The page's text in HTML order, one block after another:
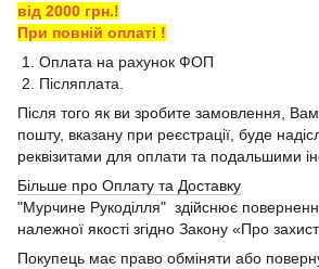
від 2000 грн.!
При повній оплаті !
1. Оплата на рахунок ФОП
2. Післяплата.
Після того як ви зробите замовлення,
пошту, вказану при реєстрації, буде
реквізитами для оплати та подальшими
Більше про Оплату та Доставку
"Мурчине Рукоділля" здійснює
належної якості згідно Закону «Про
Покупець має право обміняти або